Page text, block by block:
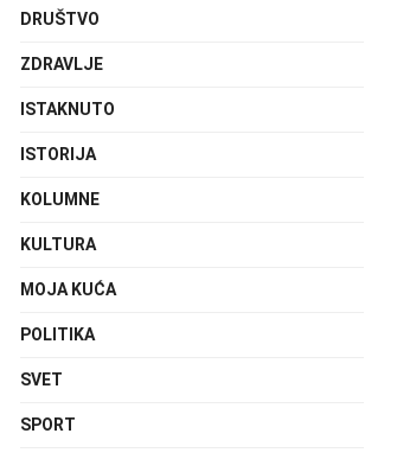
DRUŠTVO
ZDRAVLJE
ISTAKNUTO
ISTORIJA
KOLUMNE
KULTURA
MOJA KUĆA
POLITIKA
SVET
SPORT